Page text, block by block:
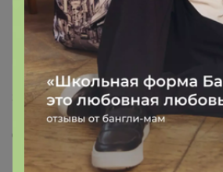
VoroninaOE4
Новичок
3 июля, 2016 22:31
Спасибо, поняла, галочки
как можно поменять адрес